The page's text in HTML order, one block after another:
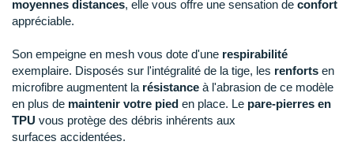
moyennes distances, elle vous offre une sensation de confort
appréciable.
Son empeigne en mesh vous dote d'une respirabilité
exemplaire. Disposés sur l'intégralité de la tige, les renforts en
microfibre augmentent la résistance à l'abrasion de ce modèle
en plus de maintenir votre pied en place. Le pare-pierres en
TPU vous protège des débris inhérents aux
surfaces accidentées.
PAR MARQUES
DÉSTOCKAGE
+ Voir tous les accessoires
NNormal
Odlo
On-Running